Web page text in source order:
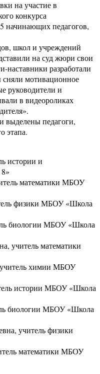
на участие в
конкурса
начинающих педагогов,
школ и учреждений
на суд жюри свои
наставники разработали
сняли мотивационное
руководители и
в видеороликах
выделены педагоги,
этапа.
истории и
математики МБОУ
физики МБОУ «Школа
биологии МБОУ «Школа
учитель математики
учитель химии МБОУ
истории МБОУ «Школа
биологии МБОУ «Школа
учитель физики
математики МБОУ